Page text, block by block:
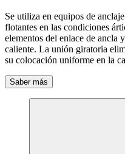
Se utiliza en equipos de
flotantes en las condiciones
elementos del enlace de ancla
caliente. La unión giratoria
su colocación uniforme en la
Saber más